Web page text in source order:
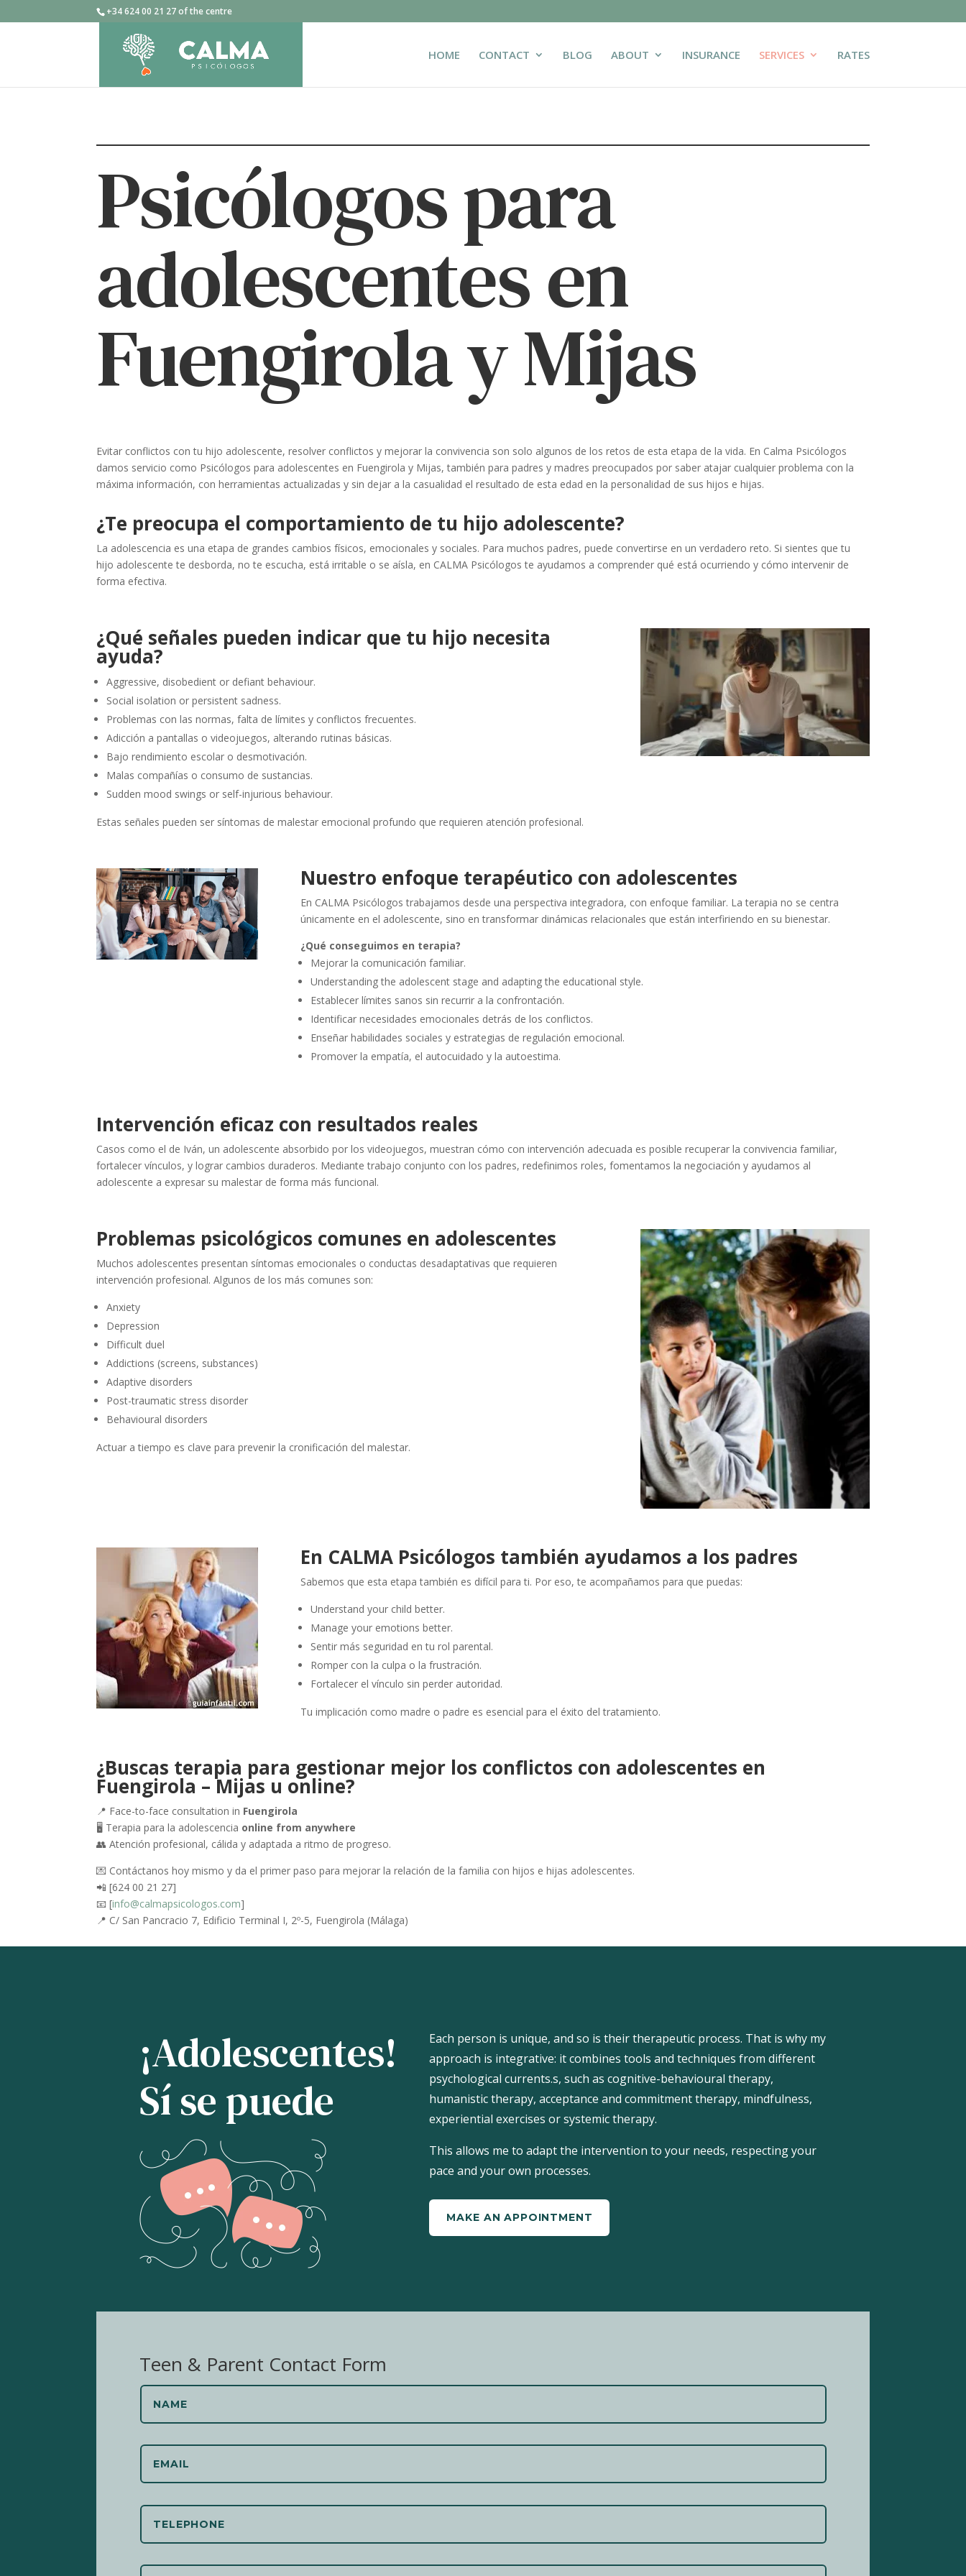
+34 624 00 21 27 of the centre
HOME CONTACT BLOG ABOUT INSURANCE SERVICES RATES
Psicólogos para
adolescentes en
Fuengirola y Mijas
Evitar conflictos con tu hijo adolescente, resolver conflictos y mejorar la convivencia son solo algunos de los retos de esta etapa de la vida. En Calma Psicólogos
damos servicio como Psicólogos para adolescentes en Fuengirola y Mijas, también para padres y madres preocupados por saber atajar cualquier problema con la
máxima información, con herramientas actualizadas y sin dejar a la casualidad el resultado de esta edad en la personalidad de sus hijos e hijas.
¿Te preocupa el comportamiento de tu hijo adolescente?
La adolescencia es una etapa de grandes cambios físicos, emocionales y sociales. Para muchos padres, puede convertirse en un verdadero reto. Si sientes que tu
hijo adolescente te desborda, no te escucha, está irritable o se aísla, en CALMA Psicólogos te ayudamos a comprender qué está ocurriendo y cómo intervenir de
forma efectiva.
¿Qué señales pueden indicar que tu hijo necesita
ayuda?
Aggressive, disobedient or defiant behaviour.
Social isolation or persistent sadness.
Problemas con las normas, falta de límites y conflictos frecuentes.
Adicción a pantallas o videojuegos, alterando rutinas básicas.
Bajo rendimiento escolar o desmotivación.
Malas compañías o consumo de sustancias.
Sudden mood swings or self-injurious behaviour.
Estas señales pueden ser síntomas de malestar emocional profundo que requieren atención profesional.
Nuestro enfoque terapéutico con adolescentes
En CALMA Psicólogos trabajamos desde una perspectiva integradora, con enfoque familiar. La terapia no se centra
únicamente en el adolescente, sino en transformar dinámicas relacionales que están interfiriendo en su bienestar.
¿Qué conseguimos en terapia?
Mejorar la comunicación familiar.
Understanding the adolescent stage and adapting the educational style.
Establecer límites sanos sin recurrir a la confrontación.
Identificar necesidades emocionales detrás de los conflictos.
Enseñar habilidades sociales y estrategias de regulación emocional.
Promover la empatía, el autocuidado y la autoestima.
Intervención eficaz con resultados reales
Casos como el de Iván, un adolescente absorbido por los videojuegos, muestran cómo con intervención adecuada es posible recuperar la convivencia familiar,
fortalecer vínculos, y lograr cambios duraderos. Mediante trabajo conjunto con los padres, redefinimos roles, fomentamos la negociación y ayudamos al
adolescente a expresar su malestar de forma más funcional.
Problemas psicológicos comunes en adolescentes
Muchos adolescentes presentan síntomas emocionales o conductas desadaptativas que requieren
intervención profesional. Algunos de los más comunes son:
Anxiety
Depression
Difficult duel
Addictions (screens, substances)
Adaptive disorders
Post-traumatic stress disorder
Behavioural disorders
Actuar a tiempo es clave para prevenir la cronificación del malestar.
En CALMA Psicólogos también ayudamos a los padres
Sabemos que esta etapa también es difícil para ti. Por eso, te acompañamos para que puedas:
Understand your child better.
Manage your emotions better.
Sentir más seguridad en tu rol parental.
Romper con la culpa o la frustración.
Fortalecer el vínculo sin perder autoridad.
Tu implicación como madre o padre es esencial para el éxito del tratamiento.
¿Buscas terapia para gestionar mejor los conflictos con adolescentes en
Fuengirola – Mijas u online?
📍 Face-to-face consultation in Fuengirola
🖥️ Terapia para la adolescencia online from anywhere
👥 Atención profesional, cálida y adaptada a ritmo de progreso.
💌 Contáctanos hoy mismo y da el primer paso para mejorar la relación de la familia con hijos e hijas adolescentes.
📲 [624 00 21 27]
📧 [info@calmapsicologos.com]
📍 C/ San Pancracio 7, Edificio Terminal I, 2º-5, Fuengirola (Málaga)
¡Adolescentes!
Sí se puede
Each person is unique, and so is their therapeutic process. That is why my
approach is integrative: it combines tools and techniques from different
psychological currents.s, such as cognitive-behavioural therapy,
humanistic therapy, acceptance and commitment therapy, mindfulness,
experiential exercises or systemic therapy.
This allows me to adapt the intervention to your needs, respecting your
pace and your own processes.
MAKE AN APPOINTMENT
Teen & Parent Contact Form